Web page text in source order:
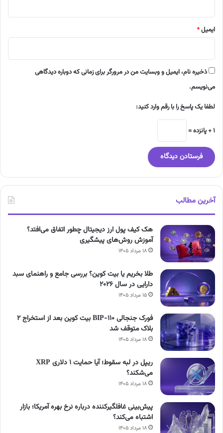
ایمیل*
ذخیره نام، ایمیل و وبسایت من در مرورگر برای زمانی که دوباره دیدگاهی
می‌نویسم.
لطفا یک پاسخ را با رقم وارد کنید:
1 + پانزده =
آخرین مطالب
هک کیف پول ارز دیجیتال چطور اتفاق می‌افتد؟
آموزش روش‌های پیشگیری
۱۸ مرداد ۱۴۰۵
طلا بخریم یا بیت کوین؟ بررسی جامع و راهنمای سبد
دارایی در سال ۲۰۲۶
۱۵ مرداد ۱۴۰۵
فورک جنجالی BIP-110 بیت کوین بعد از استخراج ۲
بلاک متوقف شد
۱۸ مرداد ۱۴۰۵
ریپل در لبه سقوط؛ آیا حمایت ۱ دلاری XRP
می‌شکند؟
۱۸ مرداد ۱۴۰۵
پیش‌بینی غافلگیرکننده درباره نرخ بهره آمریکا؛ بازار
اشتباه می‌کند؟
۱۸ مرداد ۱۴۰۵